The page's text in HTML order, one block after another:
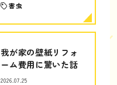
害虫
我が家の壁紙リフォ
ーム費用に驚いた話
2026.07.25